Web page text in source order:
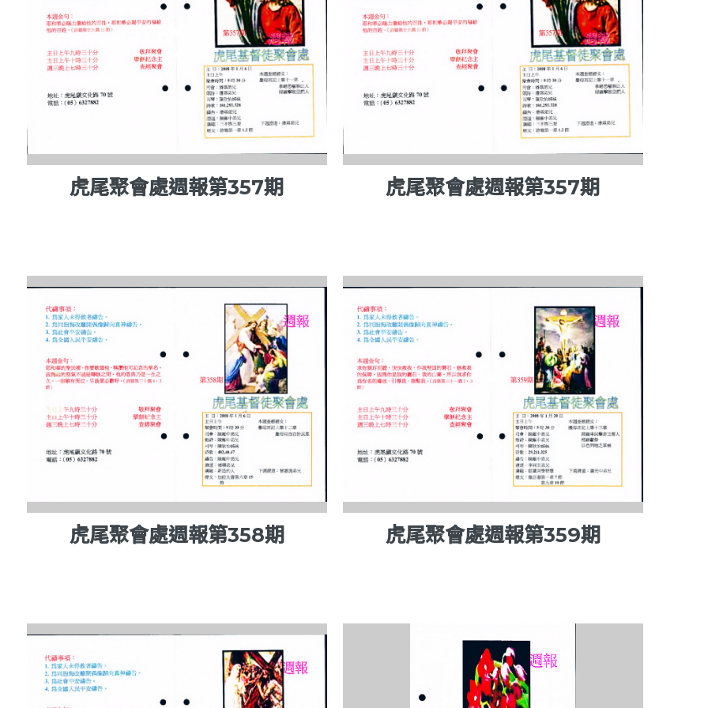
虎尾聚會處週報第357期 虎尾聚會處週報第357期
虎尾聚會處週報第358期 虎尾聚會處週報第359期